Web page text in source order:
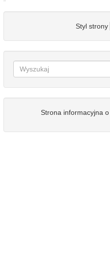
Styl strony
Strona informacyjna